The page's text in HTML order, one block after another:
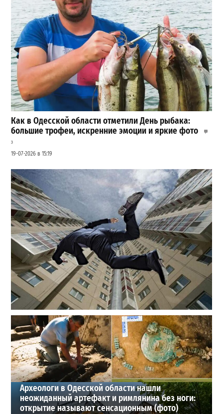
Как в Одесской области отметили День рыбака:
большие трофеи, искренние эмоции и яркие фото
3
19-07-2026 в 15:19
В одесском жилмассиве Радужном погиб 26-летний
мужчина: что известно
27-07-2026 в 13:47
ВИБОР РЕДАКЦИИ
Археологи в Одесской области нашли
неожиданный артефакт и римлянина без ноги:
открытие называют сенсационным (фото)